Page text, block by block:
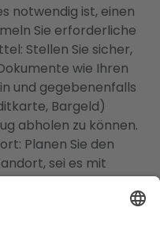
notwendig ist, einen
Sie erforderliche
Stellen Sie sicher,
wie Ihren
und gegebenenfalls
Bargeld)
abholen zu können.
Planen Sie den
sei es mit
einem Taxi oder
Sie die
Abschleppkosten